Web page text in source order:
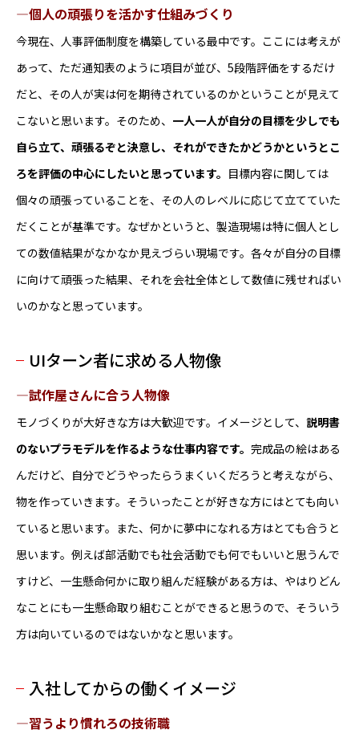
―個人の頑張りを活かす仕組みづくり
今現在、人事評価制度を構築している最中です。ここには考えが
あって、ただ通知表のように項目が並び、5段階評価をするだけ
だと、その人が実は何を期待されているのかということが見えて
こないと思います。そのため、 一人一人が自分の目標を少しでも
自ら立て、頑張るぞと決意し、それができたかどうかというとこ
ろを評価の中心にしたいと思っています。 目標内容に関しては
個々の頑張っていることを、その人のレベルに応じて立てていた
だくことが基準です。なぜかというと、製造現場は特に個人とし
ての数値結果がなかなか見えづらい現場です。各々が自分の目標
に向けて頑張った結果、それを会社全体として数値に残せればい
いのかなと思っています。
UIターン者に求める人物像
―試作屋さんに合う人物像
モノづくりが大好きな方は大歓迎です。イメージとして、 説明書
のないプラモデルを作るような仕事内容です。 完成品の絵はある
んだけど、自分でどうやったらうまくいくだろうと考えながら、
物を作っていきます。そういったことが好きな方にはとても向い
ていると思います。また、何かに夢中になれる方はとても合うと
思います。例えば部活動でも社会活動でも何でもいいと思うんで
すけど、一生懸命何かに取り組んだ経験がある方は、やはりどん
なことにも一生懸命取り組むことができると思うので、そういう
方は向いているのではないかなと思います。
入社してからの働くイメージ
―習うより慣れろの技術職